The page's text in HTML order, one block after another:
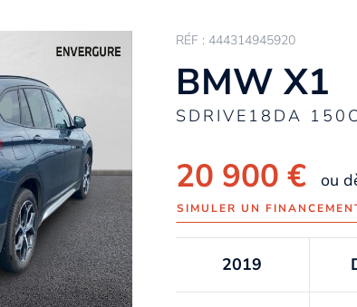
RÉF : 444314945920
BMW X1
SDRIVE18DA
20 900 € ou
SIMULER UN
2019